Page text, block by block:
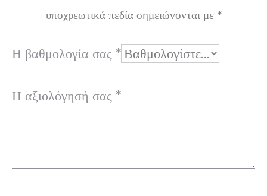
γ
ή
ε
υποχρεωτικά πεδία σημειώνονται με *
Η βαθμολογία σας *
Η αξιολόγησή σας *